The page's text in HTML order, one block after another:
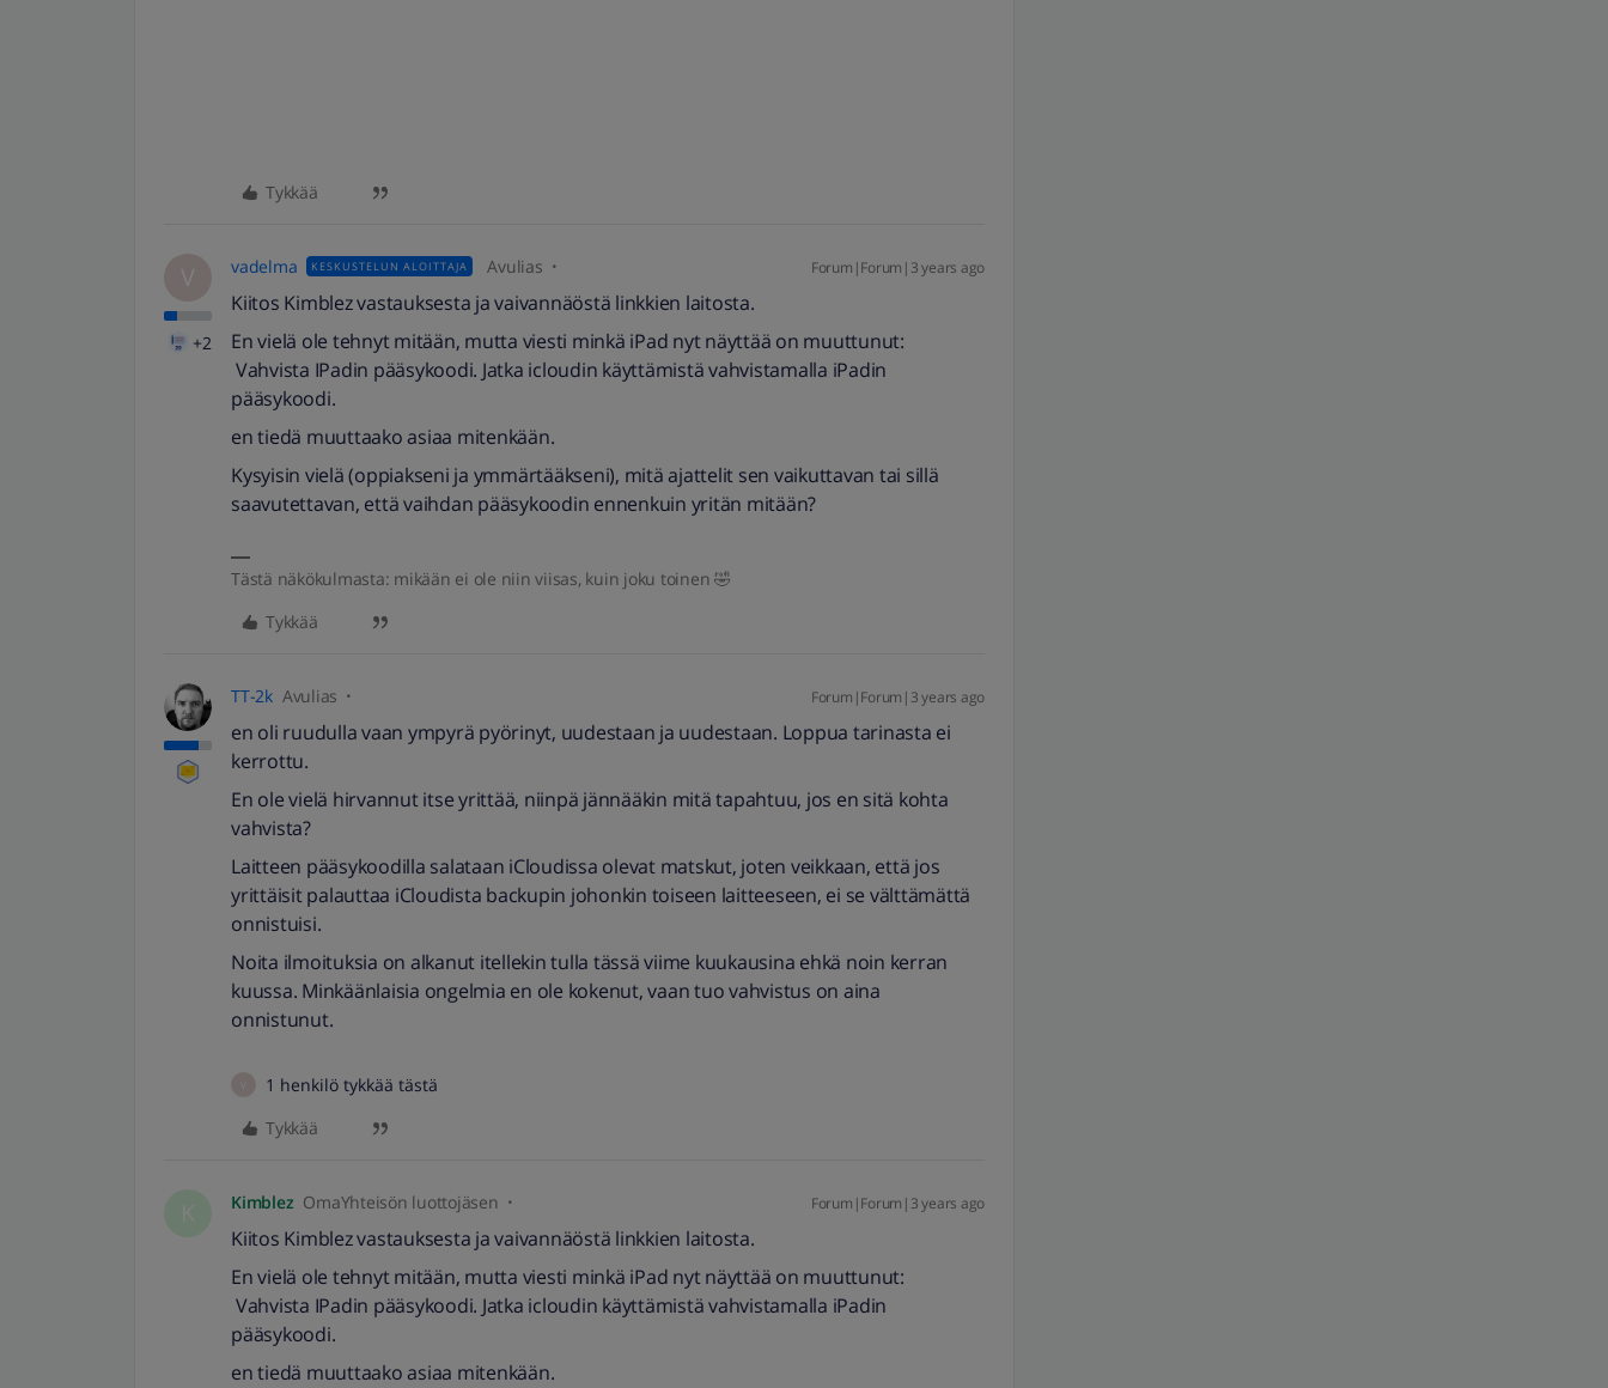
Tykkää
V
+2
vadelma KESKUSTELUN ALOITTAJA Avulias Forum|Forum|3 years ago
Kiitos Kimblez vastauksesta ja vaivannäöstä linkkien laitosta.
En vielä ole tehnyt mitään, mutta viesti minkä iPad nyt näyttää on muuttunut:
Vahvista IPadin pääsykoodi. Jatka icloudin käyttämistä vahvistamalla iPadin
pääsykoodi.
en tiedä muuttaako asiaa mitenkään.
Kysyisin vielä (oppiakseni ja ymmärtääkseni), mitä ajattelit sen vaikuttavan tai sillä
saavutettavan, että vaihdan pääsykoodin ennenkuin yritän mitään?
Tästä näkökulmasta: mikään ei ole niin viisas, kuin joku toinen 🤣
Tykkää
TT-2k Avulias Forum|Forum|3 years ago
en oli ruudulla vaan ympyrä pyörinyt, uudestaan ja uudestaan. Loppua tarinasta ei
kerrottu.
En ole vielä hirvannut itse yrittää, niinpä jännääkin mitä tapahtuu, jos en sitä kohta
vahvista?
Laitteen pääsykoodilla salataan iCloudissa olevat matskut, joten veikkaan, että jos
yrittäisit palauttaa iCloudista backupin johonkin toiseen laitteeseen, ei se välttämättä
onnistuisi.
Noita ilmoituksia on alkanut itellekin tulla tässä viime kuukausina ehkä noin kerran
kuussa. Minkäänlaisia ongelmia en ole kokenut, vaan tuo vahvistus on aina
onnistunut.
1 henkilö tykkää tästä
Tykkää
Kimblez OmaYhteisön luottojäsen Forum|Forum|3 years ago
Kiitos Kimblez vastauksesta ja vaivannäöstä linkkien laitosta.
En vielä ole tehnyt mitään, mutta viesti minkä iPad nyt näyttää on muuttunut:
Vahvista IPadin pääsykoodi. Jatka icloudin käyttämistä vahvistamalla iPadin
pääsykoodi.
en tiedä muuttaako asiaa mitenkään.